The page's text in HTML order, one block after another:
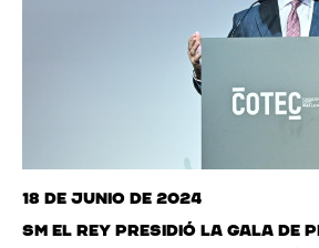
18 de junio de 2024
SM El Rey presidió la Gala de